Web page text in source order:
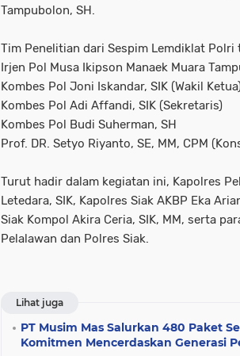
Tampubolon, SH.
Tim Penelitian dari Sespim Lemdiklat Polri
Irjen Pol Musa Ikipson Manaek Muara
Kombes Pol Joni Iskandar, SIK (Wakil
Kombes Pol Adi Affandi, SIK (Sekretaris)
Kombes Pol Budi Suherman, SH
Prof. DR. Setyo Riyanto, SE, MM, CPM
Turut hadir dalam kegiatan ini, Kapolres
Letedara, SIK, Kapolres Siak AKBP Eka
Siak Kompol Akira Ceria, SIK, MM, serta
Pelalawan dan Polres Siak.
Lihat juga
PT Musim Mas Salurkan 480 Paket
Komitmen Mencerdaskan Generasi